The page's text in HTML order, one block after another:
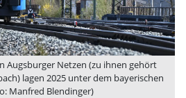
Augsburger Netzen (zu ihnen gehört
lagen 2025 unter dem bayerischen
Manfred Blendinger)